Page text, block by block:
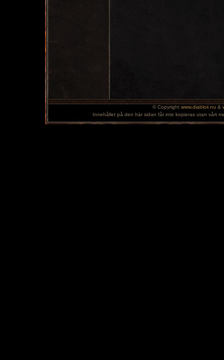
© Copyright www.diabloii.nu &
Innehållet på den här sidan får inte kopieras utan vårt